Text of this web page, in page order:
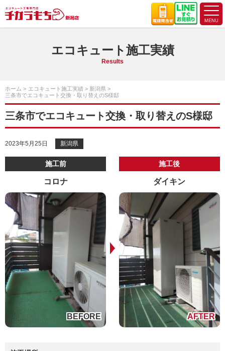
エコキュート施工実績
Results
ホーム エコキュート施工実績
新潟県
三条市でエコキュート交換・取り替えのS様邸
三条市でエコキュート交換・取り替えのS様邸
2023年5月25日 新潟県
施工前
コロナ
施工後
ダイキン